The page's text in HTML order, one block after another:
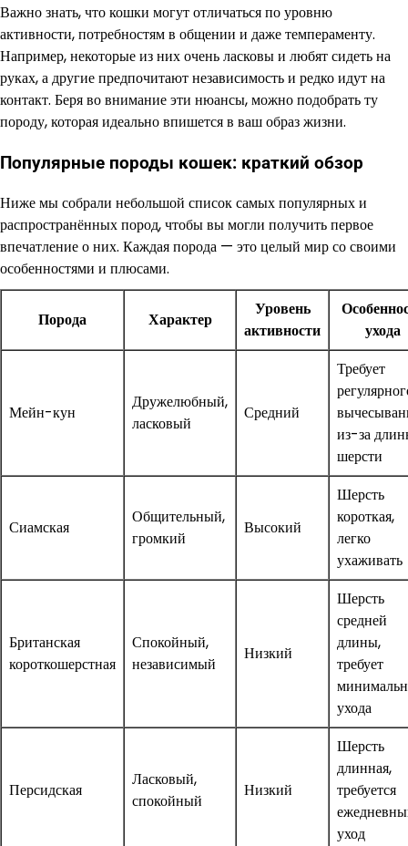
Важно знать, что кошки могут отличаться по уровню
активности, потребностям в общении и даже темпераменту.
Например, некоторые из них очень ласковы и любят сидеть на
руках, а другие предпочитают независимость и редко идут на
контакт. Беря во внимание эти нюансы, можно подобрать ту
породу, которая идеально впишется в ваш образ жизни.
Популярные породы кошек: краткий обзор
Ниже мы собрали небольшой список самых популярных и
распространённых пород, чтобы вы могли получить первое
впечатление о них. Каждая порода — это целый мир со своими
особенностями и плюсами.
Порода Характер
Уровень
активности
ухода
Мейн-кун
Дружелюбный,
ласковый
Средний
Требует
из-за
шерсти
Сиамская
Общительный,
громкий
Высокий
Шерсть
короткая,
легко
ухаживать
Британская
короткошерстная
Спокойный,
независимый
Низкий
Шерсть
средней
длины,
требует
ухода
Персидская
Ласковый,
спокойный
Низкий
Шерсть
длинная,
требуется
уход